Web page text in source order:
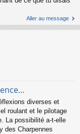
Aller au message
diverses et
roulant et le pilotage
La possibilité a-t-elle
des Charpennes